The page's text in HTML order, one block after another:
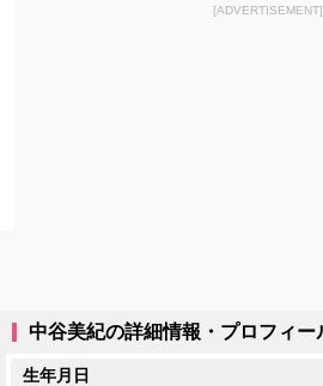
[ADVERTISEMENT]
中谷美紀の詳細情報・プロフィー
生年月日